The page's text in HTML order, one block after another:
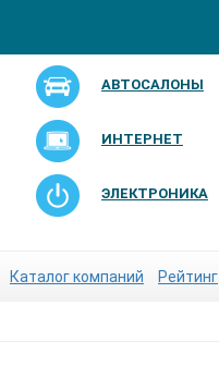
АВТОСАЛОНЫ
ИНТЕРНЕТ
ЭЛЕКТРОНИКА
Каталог компаний Рейтинг